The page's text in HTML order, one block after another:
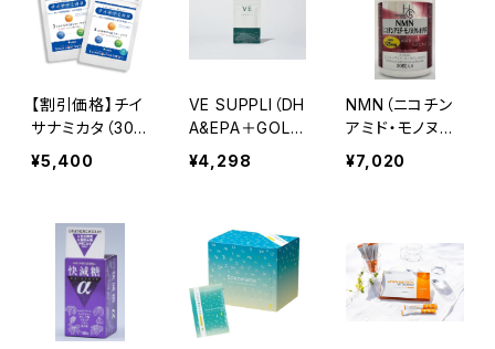
【割引価格】チイ
サナミカタ（30
粒）×2袋セット
（30日分） ≪B
S乳酸菌・オリゴ
糖・キシリトール
¥5,400
VE SUPPLI（DH
A&EPA＋GOLD
EN EUGLENA）
【90粒（30日
¥4,298
NMN（ニコチン
アミド・モノヌク
レオチド）【30粒
入】★3,750㎎
¥7,020